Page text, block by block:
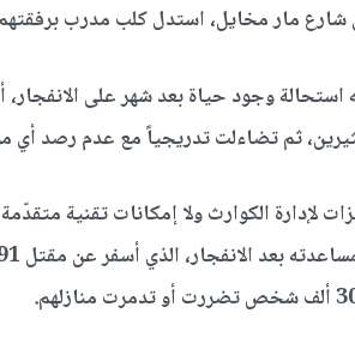
مار مخايل، استدل كلب مدرب
وجود حياة بعد شهر على
ثم تضاءلت تدريجياً مع عدم رصد أي
لإدارة الكوارث ولا إمكانات تقنية